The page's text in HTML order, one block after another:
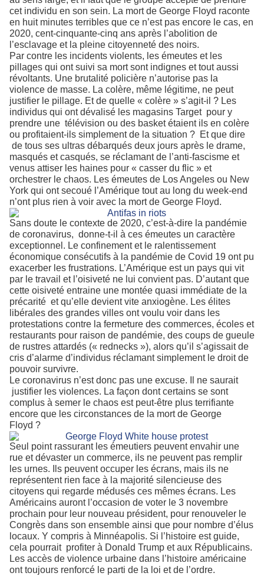
cet individu en son sein. La mort de George Floyd raconte
en huit minutes terribles que ce n’est pas encore le cas, en
2020, cent-cinquante-cinq ans après l’abolition de
l’esclavage et la pleine citoyenneté des noirs.
Par contre les incidents violents, les émeutes et les
pillages qui ont suivi sa mort sont indignes et tout aussi
révoltants. Une brutalité policière n’autorise pas la
violence de masse. La colère, même légitime, ne peut
justifier le pillage. Et de quelle « colère » s’agit-il ? Les
individus qui ont dévalisé les magasins Target pour y
prendre une télévision ou des basket étaient ils en colère
ou profitaient-ils simplement de la situation ? Et que dire
de tous ses ultras débarqués deux jours après le drame,
masqués et casqués, se réclamant de l’anti-fascisme et
venus attiser les haines pour « casser du flic » et
orchestrer le chaos. Les émeutes de Los Angeles ou New
York qui ont secoué l’Amérique tout au long du week-end
n’ont plus rien à voir avec la mort de George Floyd.
Sans doute le contexte de 2020, c’est-à-dire la pandémie
de coronavirus, donne-t-il à ces émeutes un caractère
exceptionnel. Le confinement et le ralentissement
économique consécutifs à la pandémie de Covid 19 ont pu
exacerber les frustrations. L’Amérique est un pays qui vit
par le travail et l’oisiveté ne lui convient pas. D’autant que
cette oisiveté entraine une montée quasi immédiate de la
précarité et qu’elle devient vite anxiogène. Les élites
libérales des grandes villes ont voulu voir dans les
protestations contre la fermeture des commerces, écoles et
restaurants pour raison de pandémie, des coups de gueule
de rustres attardés (« rednecks »), alors qu’il s’agissait de
cris d’alarme d’individus réclamant simplement le droit de
pouvoir survivre.
Le coronavirus n’est donc pas une excuse. Il ne saurait
justifier les violences. La façon dont certains se sont
complus à semer le chaos est peut-être plus terrifiante
encore que les circonstances de la mort de George
Floyd ?
Seul point rassurant les émeutiers peuvent envahir une
rue et dévaster un commerce, ils ne peuvent pas remplir
les urnes. Ils peuvent occuper les écrans, mais ils ne
représentent rien face à la majorité silencieuse des
citoyens qui regarde médusés ces mêmes écrans. Les
Américains auront l’occasion de voter le 3 novembre
prochain pour leur nouveau président, pour renouveler le
Congrès dans son ensemble ainsi que pour nombre d’élus
locaux. Y compris à Minnéapolis. Si l’histoire est guide,
cela pourrait profiter à Donald Trump et aux Républicains.
Les accès de violence urbaine dans l’histoire américaine
ont toujours renforcé le parti de la loi et de l’ordre.